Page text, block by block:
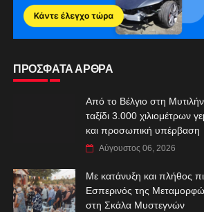
ΠΡΟΣΦΑΤΑ ΑΡΘΡΑ
Από το Βέλγιο στη
ταξίδι 3.000 χιλιομέτρων
και προσωπική υπέρβαση
Αύγουστος 06, 2026
Με κατάνυξη και πλήθος
Εσπερινός της
στη Σκάλα Μυστεγνών